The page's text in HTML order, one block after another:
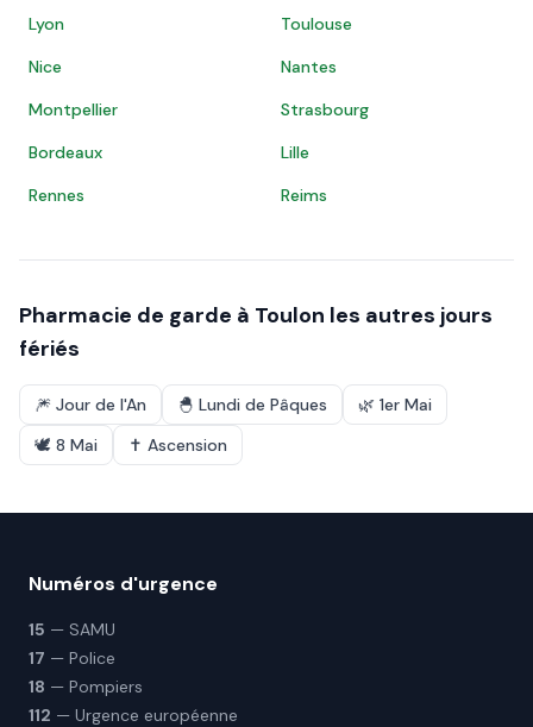
Lyon
Toulouse
Nice
Nantes
Montpellier
Strasbourg
Bordeaux
Lille
Rennes
Reims
Pharmacie de garde à Toulon les autres jours
fériés
🎆 Jour de l'An 🐣 Lundi de Pâques 🌿 1er Mai
🕊️ 8 Mai ✝️ Ascension
Numéros d'urgence
15 — SAMU
17 — Police
18 — Pompiers
112 — Urgence européenne